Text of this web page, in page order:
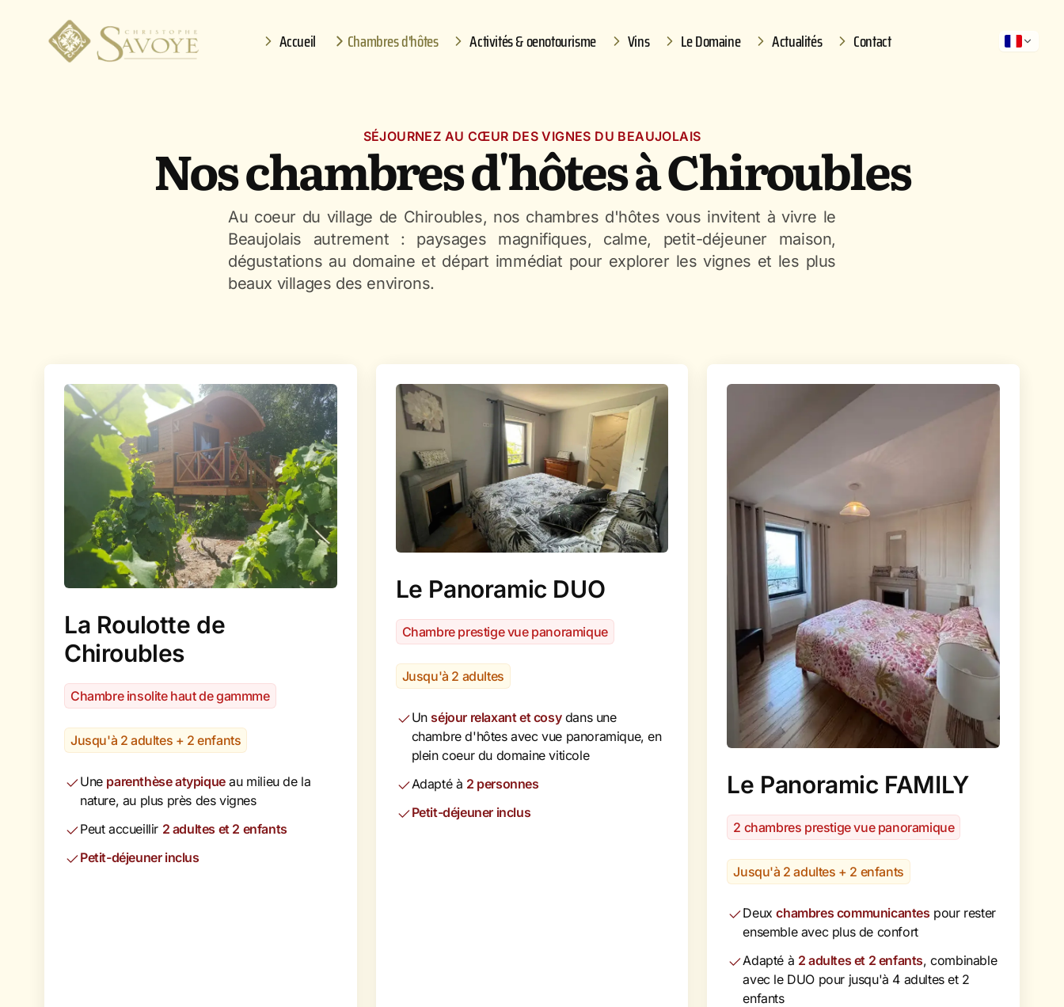
Accueil Chambres d'hôtes Activités & oenotourisme Vins Le Domaine Actualités Contact
SÉJOURNEZ AU CŒUR DES VIGNES DU BEAUJOLAIS
Nos chambres d'hôtes à Chiroubles
Au coeur du village de Chiroubles, nos chambres d'hôtes vous invitent à vivre le
Beaujolais autrement : paysages magnifiques, calme, petit-déjeuner maison,
dégustations au domaine et départ immédiat pour explorer les vignes et les plus
beaux villages des environs.
La Roulotte de
Chiroubles
Chambre insolite haut de gammme
Jusqu'à 2 adultes + 2 enfants
Une parenthèse atypiqueau milieu de la
nature, au plus près des vignes
Peut accueillir 2 adultes et 2 enfants
Petit-déjeuner inclus
Le Panoramic DUO
Chambre prestige vue panoramique
Jusqu'à 2 adultes
Un séjour relaxant et cosydans une
chambre d'hôtes avec vue panoramique, en
plein coeur du domaine viticole
Adapté à 2 personnes
Petit-déjeuner inclus
Le Panoramic FAMILY
2 chambres prestige vue panoramique
Jusqu'à 2 adultes + 2 enfants
Deuxchambres communicantes pour rester
ensemble avec plus de confort
Adapté à 2 adultes et 2 enfants, combinable
avec le DUO pour jusqu'à 4 adultes et 2
enfants